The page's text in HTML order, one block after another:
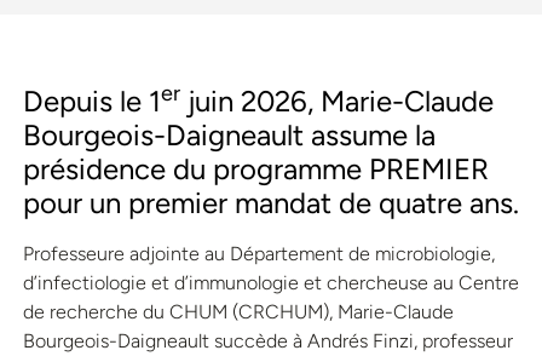
Depuis le 1er juin 2026, Marie-Claude
Bourgeois-Daigneault assume la
présidence du programme PREMIER
pour un premier mandat de quatre ans.
Professeure adjointe au Département de microbiologie,
d’infectiologie et d’immunologie et chercheuse au Centre
de recherche du CHUM (CRCHUM), Marie-Claude
Bourgeois-Daigneault succède à Andrés Finzi, professeur